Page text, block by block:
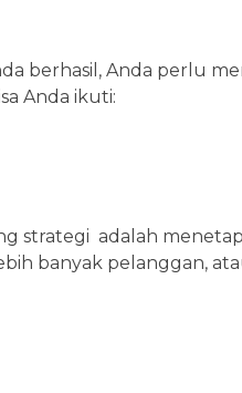
berhasil, Anda perlu
Anda ikuti:
strategi adalah
banyak pelanggan,